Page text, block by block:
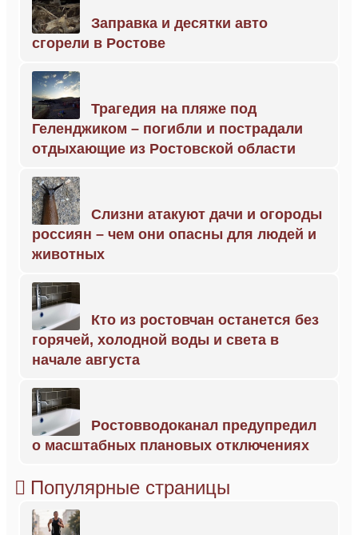
Заправка и десятки авто
сгорели в Ростове
Трагедия на пляже под
Геленджиком – погибли и пострадали
отдыхающие из Ростовской области
Слизни атакуют дачи и огороды
россиян – чем они опасны для людей и
животных
Кто из ростовчан останется без
горячей, холодной воды и света в
начале августа
Ростовводоканал предупредил
о масштабных плановых отключениях
Популярные страницы